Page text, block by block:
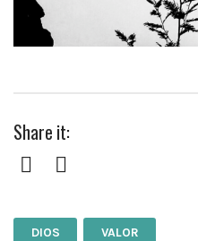
Share it:
Facebook
DIOS VALOR